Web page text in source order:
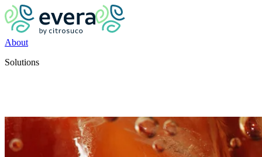
About
Solutions